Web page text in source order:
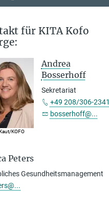
für KITA Kofo
KOFO
Andrea
Bosserhoff
Sekretariat
+49 208/306-2341
bosserhoff@...
Peters
Gesundheitsmanagement